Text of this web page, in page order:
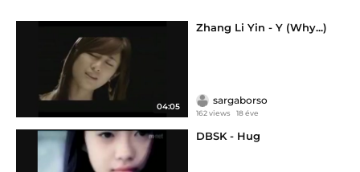
04:05
Zhang Li Yin - Y (Why...)
sargaborso
162 views 18 éve
DBSK - Hug